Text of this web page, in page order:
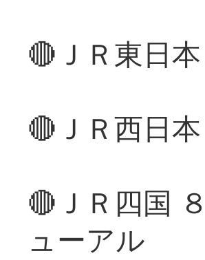
🔴ＪＲ東日
🔴ＪＲ西日
🔴ＪＲ四国
ューアル